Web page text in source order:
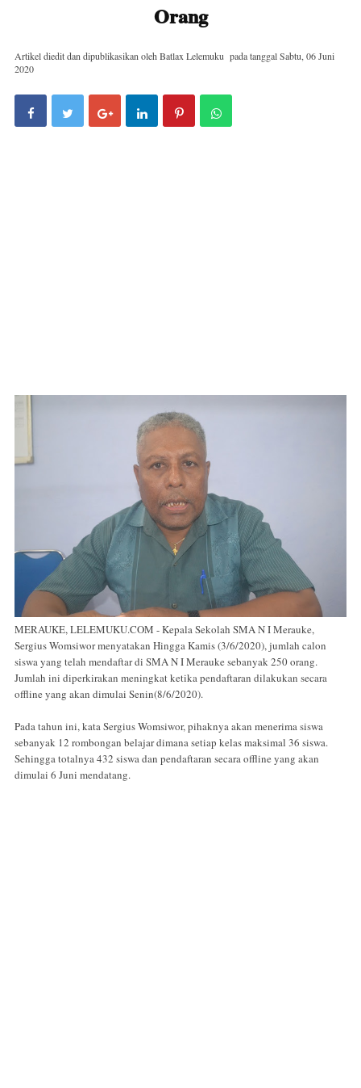
Orang
Artikel diedit dan dipublikasikan oleh Batlax Lelemuku pada tanggalSabtu, 06 Juni
2020
MERAUKE, LELEMUKU.COM - Kepala Sekolah SMA N I Merauke,
Sergius Womsiwor menyatakan Hingga Kamis (3/6/2020), jumlah calon
siswa yang telah mendaftar di SMA N I Merauke sebanyak 250 orang.
Jumlah ini diperkirakan meningkat ketika pendaftaran dilakukan secara
offline yang akan dimulai Senin(8/6/2020).
Pada tahun ini, kata Sergius Womsiwor, pihaknya akan menerima siswa
sebanyak 12 rombongan belajar dimana setiap kelas maksimal 36 siswa.
Sehingga totalnya 432 siswa dan pendaftaran secara offline yang akan
dimulai 6 Juni mendatang.